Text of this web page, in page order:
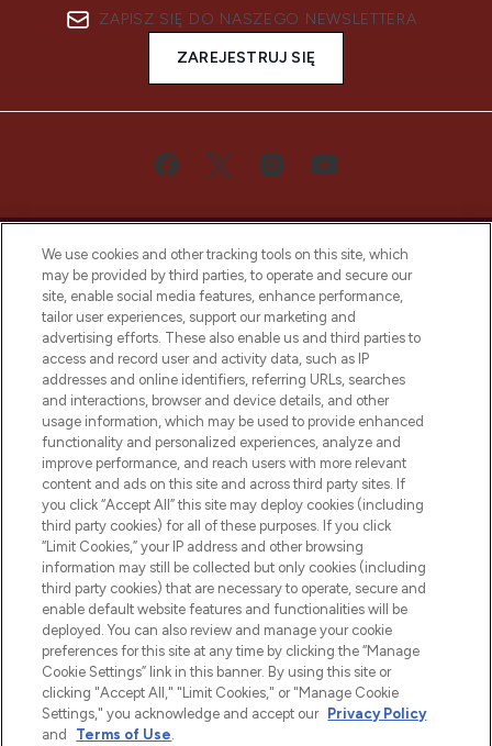
ZAPISZ SIĘ DO NASZEGO NEWSLETTERA
ZAREJESTRUJ SIĘ
Bądź pierwszą osobą, która dowie się o
najnowszych produktach, od niszowych i
uznanych marek, sezonowych trendach i
otrzyma ekskluzywne artykuły redakcyjne
z Sunday Supplement.
Zgoda na pliki cookie
Do Not Sell or Share My Personal
Information
POMOC & INFORMACJE
WAŻNE INFORMACJE
O LOOKFANTASTIC
We use cookies and other tracking tools on this site, which
may be provided by third parties, to operate and secure our
site, enable social media features, enhance performance,
tailor user experiences, support our marketing and
advertising efforts. These also enable us and third parties to
access and record user and activity data, such as IP
addresses and online identifiers, referring URLs, searches
and interactions, browser and device details, and other
usage information, which may be used to provide enhanced
functionality and personalized experiences, analyze and
improve performance, and reach users with more relevant
content and ads on this site and across third party sites. If
you click “Accept All” this site may deploy cookies (including
third party cookies) for all of these purposes. If you click
“Limit Cookies,” your IP address and other browsing
information may still be collected but only cookies (including
third party cookies) that are necessary to operate, secure and
enable default website features and functionalities will be
deployed. You can also review and manage your cookie
preferences for this site at any time by clicking the “Manage
Cookie Settings” link in this banner. By using this site or
clicking "Accept All," "Limit Cookies," or "Manage Cookie
Settings," you acknowledge and accept our Privacy Policy
and
Terms of Use.